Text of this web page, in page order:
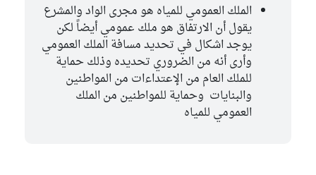
الملك العمومي للمياه هو مجرى الواد والمشرع
يقول أن الارتفاق هو ملك عمومي أيضاً لكن
يوجد اشكال في تحديد مسافة الملك العمومي
وأرى أنه من الضروري تحديده وذلك حماية
للملك العام من الإعتداءات من المواطنين
والبنايات وحماية للمواطنين من الملك
العمومي للمياه